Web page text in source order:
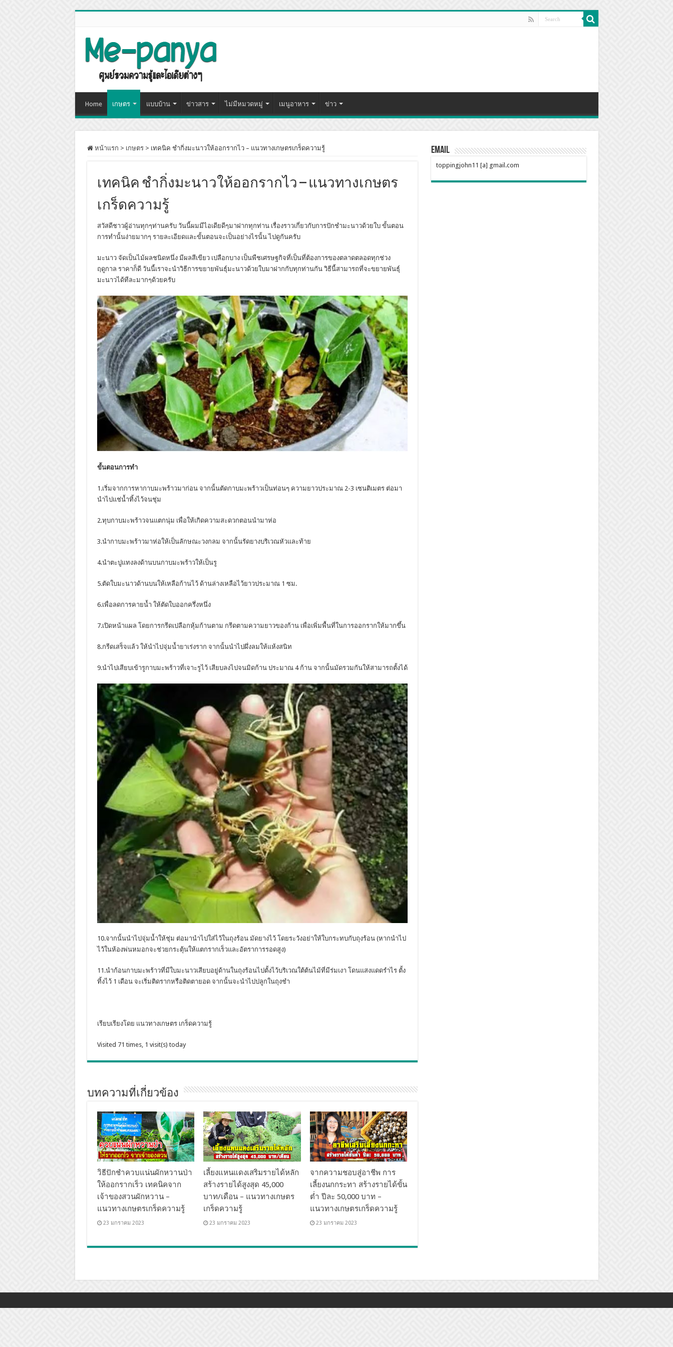
Home เกษตร แบบบ้าน ข่าวสาร ไม่มีหมวดหมู่ เมนูอาหาร ข่าว
หน้าแรก > เกษตร > เทคนิค ชำกิ่งมะนาวให้ออกรากไว – แนวทางเกษตรเกร็ดความรู้
เทคนิค ชำกิ่งมะนาวให้ออกรากไว – แนวทางเกษตร
เกร็ดความรู้
สวัสดีชาวผู้อ่านทุกๆท่านครับ วันนี้ผมมีไอเดียดีๆมาฝากทุกท่าน เรื่องราวเกี่ยวกับการปักชำมะนาวด้วยใบ ขั้นตอน
การทำนั้นง่ายมากๆ รายละเอียดและขั้นตอนจะเป็นอย่างไรนั้น ไปดูกันครับ
มะนาว จัดเป็นไม้ผลชนิดหนึ่ง มีผลสีเขียว เปลือกบาง เป็นพืชเศรษฐกิจที่เป็นที่ต้องการของตลาดตลอดทุกช่วง
ฤดูกาล ราคาก็ดี วันนี้เราจะนำวิธีการขยายพันธุ์มะนาวด้วยใบมาฝากกับทุกท่านกัน วิธีนี้สามารถที่จะขยายพันธุ์
มะนาวได้ทีละมากๆด้วยครับ
ขั้นตอนการทำ
1.เริ่มจากการหากาบมะพร้าวมาก่อน จากนั้นตัดกาบมะพร้าวเป็นท่อนๆ ความยาวประมาณ 2-3 เซนติเมตร ต่อมา
นำไปแช่น้ำทิ้งไว้จนชุ่ม
2.ทุบกาบมะพร้าวจนแตกนุ่ม เพื่อให้เกิดความสะดวกตอนนำมาห่อ
3.นำกาบมะพร้าวมาห่อให้เป็นลักษณะวงกลม จากนั้นรัดยางบริเวณหัวและท้าย
4.นำตะปูแทงลงด้านบนกาบมะพร้าวให้เป็นรู
5.ตัดใบมะนาวด้านบนให้เหลือก้านไว้ ด้านล่างเหลือไว้ยาวประมาณ 1 ซม.
6.เพื่อลดการคายน้ำ ให้ตัดใบออกครึ่งหนึ่ง
7.เปิดหน้าแผล โดยการกรีดเปลือกหุ้มก้านตาม กรีดตามความยาวของก้าน เพื่อเพิ่มพื้นที่ในการออกรากให้มากขึ้น
8.กรีดเสร็จแล้ว ให้นำไปจุ่มน้ำยาเร่งราก จากนั้นนำไปผึ่งลมให้แห้งสนิท
9.นำไปเสียบเข้ารูกาบมะพร้าวที่เจาะรูไว้ เสียบลงไปจนมิดก้าน ประมาณ 4 ก้าน จากนั้นมัดรวมกันให้สามารถตั้งได้
10.จากนั้นนำไปจุ่มน้ำให้ชุ่ม ต่อมานำไปใส่ไว้ในถุงร้อน มัดยางไว้ โดยระวังอย่าให้ใบกระทบกับถุงร้อน (หากนำไป
ไว้ในห้องพ่นหมอกจะช่วยกระตุ้นให้แตกรากเร็วและอัตราการรอดสูง)
11.นำก้อนกาบมะพร้าวที่มีใบมะนาวเสียบอยู่ด้านในถุงร้อนไปตั้งไว้บริเวณใต้ต้นไม้ที่มีร่มเงา โดนแสงแดดรำไร ตั้ง
ทิ้งไว้ 1 เดือน จะเริ่มติดรากหรือติดตายอด จากนั้นจะนำไปปลูกในถุงชำ
เรียบเรียงโดย แนวทางเกษตร เกร็ดความรู้
Visited 71 times, 1 visit(s) today
บทความที่เกี่ยวข้อง
วิธีปักชำควบแน่นผักหวานป่า
ให้ออกรากเร็ว เทคนิคจาก
เจ้าของสวนผักหวาน –
แนวทางเกษตรเกร็ดความรู้
23 มกราคม 2023
เลี้ยงแหนแดงเสริมรายได้หลัก
สร้างรายได้สูงสุด 45,000
บาท/เดือน – แนวทางเกษตร
เกร็ดความรู้
23 มกราคม 2023
จากความชอบสู่อาชีพ การ
เลี้ยงนกกระทา สร้างรายได้ขั้น
ต่ำ ปีละ 50,000 บาท –
แนวทางเกษตรเกร็ดความรู้
23 มกราคม 2023
Email
toppingjohn11 [a] gmail.com